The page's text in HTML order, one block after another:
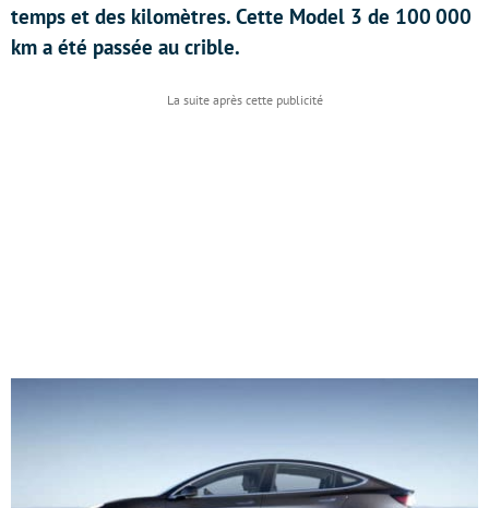
temps et des kilomètres. Cette Model 3 de 100 000
km a été passée au crible.